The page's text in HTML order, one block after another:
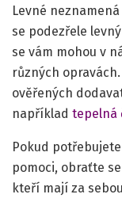
Levné
se podezřele
se vám mohou v
různých
ověřených
například tepelná
Pokud
pomoci, obraťte
kteří mají za